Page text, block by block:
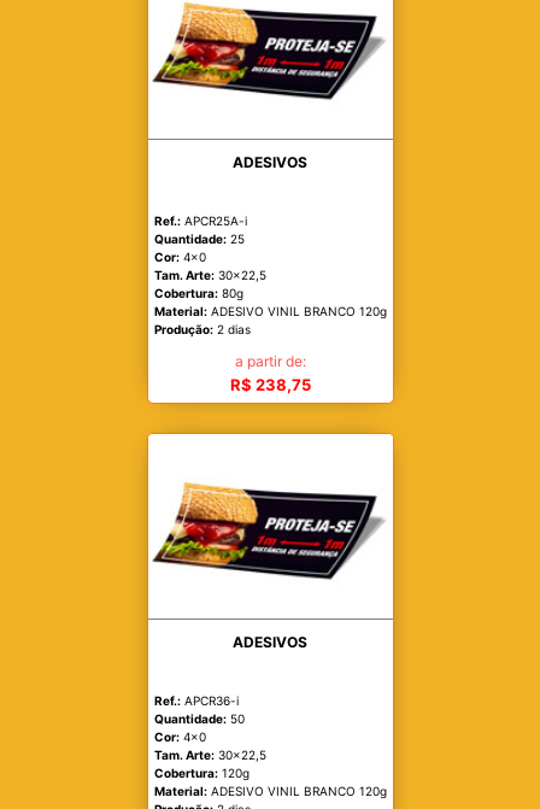
ADESIVOS
Ref.:APCR25A-i
Quantidade: 25
Cor: 4x0
Tam. Arte:30x22,5
Cobertura:80g
Material:ADESIVO VINIL BRANCO 120g
Produção:2 dias
a partir de:
R$ 238,75
ADESIVOS
Ref.:APCR36-i
Quantidade: 50
Cor: 4x0
Tam. Arte:30x22,5
Cobertura:120g
Material:ADESIVO VINIL BRANCO 120g